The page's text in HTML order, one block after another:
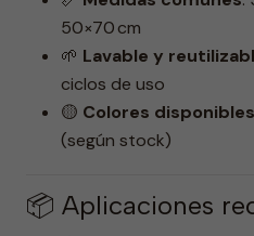
50×70 cm
🌱 Lavable y
ciclos de uso
🟡 Colores disponibles
(según stock)
📦 Aplicaciones